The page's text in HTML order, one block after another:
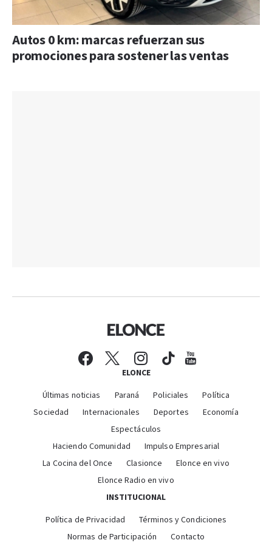
Autos 0 km: marcas refuerzan sus
promociones para sostener las ventas
ELONCE
Últimas noticias Paraná Policiales
Política
Sociedad
Internacionales Deportes
Economía
Espectáculos
Haciendo Comunidad
Impulso Empresarial
La Cocina del Once
Clasionce
Elonce en vivo
Elonce Radio en vivo
INSTITUCIONAL
Política de Privacidad
Términos y Condiciones
Normas de Participación
Contacto